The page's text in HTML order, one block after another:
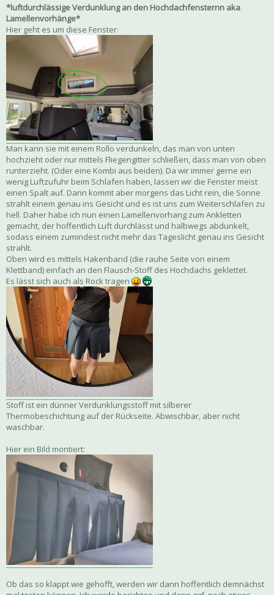
*luftdurchlässige Verdunklung an den Hochdachfensternn aka
Lamellenvorhänge*
Hier geht es um diese Fenster:
Man kann sie mit einem Rollo verdunkeln, das man von unten
hochzieht oder nur mittels Fliegengitter schließen, dass man von oben
runterzieht. (Oder eine Kombi aus beiden). Da wir immer gerne ein
wenig Luftzufuhr beim Schlafen haben, lassen wir die Fenster meist
einen Spalt auf. Dann kommt aber morgens das Licht rein, die Sonne
strahlt einem genau ins Gesicht und es ist uns zum Weiterschlafen zu
hell. Daher habe ich nun einen Lamellenvorhang zum Ankletten
gemacht, der hoffentlich Luft durchlässt und halbwegs abdunkelt,
sodass einem zumindest nicht mehr das Tageslicht genau ins Gesicht
strahlt.
Oben wird es mittels Hakenband (die rauhe Seite von einem
Klettband) einfach an den Flausch-Stoff des Hochdachs geklettet.
Es lässt sich auch als Rock tragen
Stoff ist ein dünner Verdunklungsstoff mit silberer
Thermobeschichtung auf der Rückseite. Abwischbar, aber nicht
waschbar.
Hier ein Bild montiert:
Ob das so klappt wie gehofft, werden wir dann hoffentlich demnächst